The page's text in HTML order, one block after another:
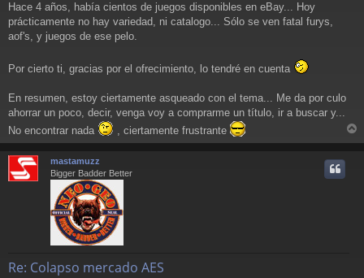
Hace 4 años, había cientos de juegos disponibles en eBay... Hoy
prácticamente no hay variedad, ni catalogo... Sólo se ven fatal furys,
aof's, y juegos de ese pelo.
Por cierto ti, gracias por el ofrecimiento, lo tendré en cuenta
En resumen, estoy ciertamente asqueado con el tema... Me da por culo
ahorrar un poco, decir, venga voy a comprarme un título, ir a buscar y...
No encontrar nada
, ciertamente frustrante
r
mastamuzz
Bigger Badder Better
Re: Colapso mercado AES